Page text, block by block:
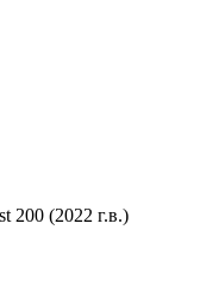
200 (2022 г.в.)